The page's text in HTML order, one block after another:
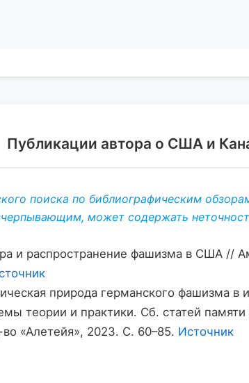
Публикации автора о США и
поиска по библиографическим
может содержать
и распространение фашизма в США //
природа германского фашизма в
теории и практики. Сб. статей
«Алетейя», 2023. С. 60–85. Источник